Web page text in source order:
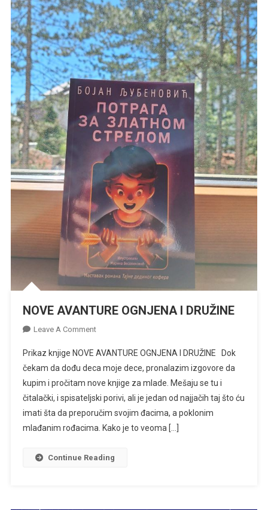
NOVE AVANTURE OGNJENA I DRUŽINE
Leave A CommentOn
AVANTURE
OGNJENA
I
DRUŽINE
Prikaz knjige NOVE AVANTURE OGNJENA I DRUŽINE Dok
čekam da dođu deca moje dece, pronalazim izgovore da
kupim i pročitam nove knjige za mlade. Mešaju se tu i
čitalački, i spisateljski porivi, ali je jedan od najjačih taj što ću
imati šta da preporučim svojim đacima, a poklonim
mlađanim rođacima. Kako je to veoma […]
Continue Reading